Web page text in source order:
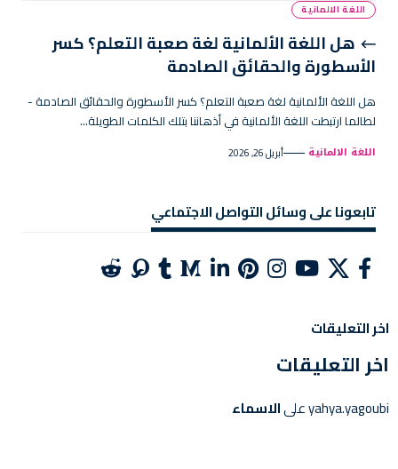
اللغة الالمانية
هل اللغة الألمانية لغة صعبة التعلم؟ كسر
الأسطورة والحقائق الصادمة
هل اللغة الألمانية لغة صعبة التعلم؟ كسر الأسطورة والحقائق الصادمة -
لطالما ارتبطت اللغة الألمانية في أذهاننا بتلك الكلمات الطويلة…
اللغة الالمانية أبريل 26, 2026
تابعونا على وسائل التواصل الاجتماعي
اخر التعليقات
اخر التعليقات
yahya.yagoubiعلىالاسماء